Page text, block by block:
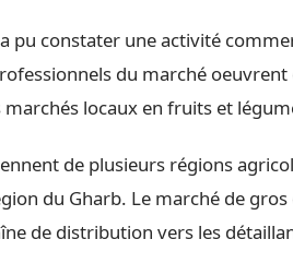
a pu constater une activité
du marché
locaux en fruits et
de plusieurs régions
du Gharb. Le marché de
de distribution vers les